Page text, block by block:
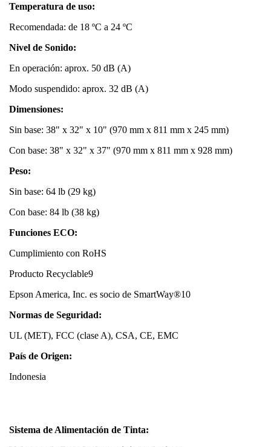
Temperatura de uso:
Recomendada: de 18 ºC a 24 ºC
Nivel de Sonido:
En operación: aprox. 50 dB (A)
Modo suspendido: aprox. 32 dB (A)
Dimensiones:
Sin base: 38" x 32" x 10" (970 mm x 811 mm x 245 mm)
Con base: 38" x 32" x 37" (970 mm x 811 mm x 928 mm)
Peso:
Sin base: 64 lb (29 kg)
Con base: 84 lb (38 kg)
Funciones ECO:
Cumplimiento con RoHS
Producto Recyclable9
Epson America, Inc. es socio de SmartWay®10
Normas de Seguridad:
UL (MET), FCC (clase A), CSA, CE, EMC
País de Origen:
Indonesia
Sistema de Alimentación de Tinta: